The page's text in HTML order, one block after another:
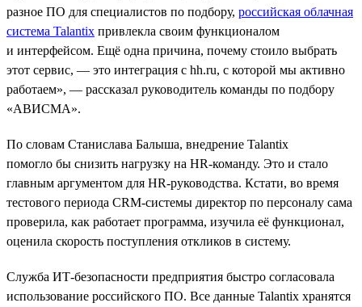
разное ПО для специалистов по подбору, российская облачная
система Talantix привлекла своим функционалом
и интерфейсом. Ещё одна причина, почему стоило выбрать
этот сервис, — это интеграция с hh.ru, с которой мы активно
работаем», — рассказал руководитель команды по подбору
«АВИСМА».
По словам Станислава Балыша, внедрение Talantix
помогло бы снизить нагрузку на HR-команду. Это и стало
главным аргументом для HR-руководства. Кстати, во время
тестового периода CRM-системы директор по персоналу сама
проверила, как работает программа, изучила её функционал,
оценила скорость поступления откликов в систему.
Служба ИТ-безопасности предприятия быстро согласовала
использование российского ПО. Все данные Talantix хранятся